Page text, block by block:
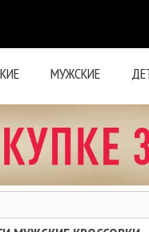
МУЖСКИЕ